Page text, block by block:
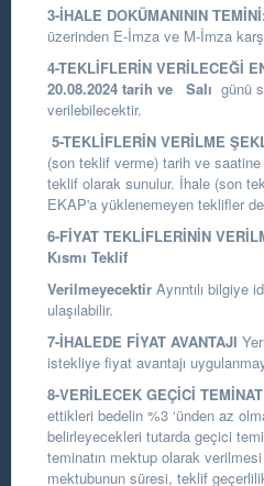
3-İHALE DOKÜMANININ TEMİNİ:
üzerinden E-İmza ve M-İmza
4-TEKLİFLERİN VERİLECEĞİ
20.08.2024 tarih ve Salı günü
verilebilecektir.
5-TEKLİFLERİN VERİLME
(son teklif verme) tarih ve
teklif olarak sunulur. İhale (son
EKAP'a yüklenemeyen teklifler
6-FİYAT TEKLİFLERİNİN
Kısmı Teklif
Verilmeyecektir Ayrıntılı bilgiye
ulaşılabilir.
7-İHALEDE FİYAT AVANTAJI
istekliye fiyat avantajı
8-VERİLECEK GEÇİCİ
ettikleri bedelin %3 ‘ünden az
belirleyecekleri tutarda geçici
teminatın mektup olarak
mektubunun süresi, teklif